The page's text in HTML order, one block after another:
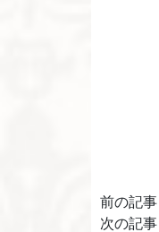
前の記事
次の記事